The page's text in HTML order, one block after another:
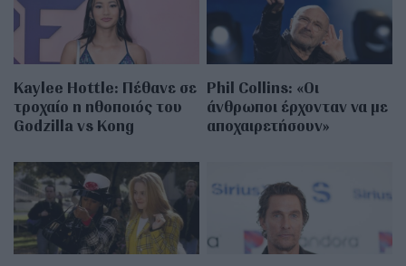
Kaylee Hottle: Πέθανε σε
τροχαίο η ηθοποιός του
Godzilla vs Kong
Phil Collins: «Οι
άνθρωποι έρχονταν να με
αποχαιρετήσουν»